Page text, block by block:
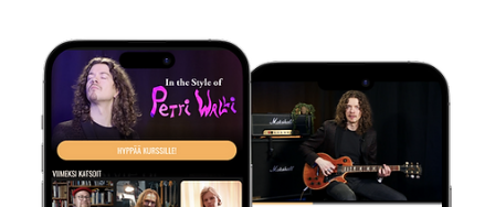
Kokeile Ilmaiseksi